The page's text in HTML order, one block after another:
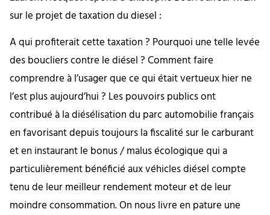
sur le projet de taxation du diesel :
A qui profiterait cette taxation ? Pourquoi une telle levée
des boucliers contre le diésel ? Comment faire
comprendre à l’usager que ce qui était vertueux hier ne
l’est plus aujourd’hui ? Les pouvoirs publics ont
contribué à la diésélisation du parc automobilie français
en favorisant depuis toujours la fiscalité sur le carburant
et en instaurant le bonus / malus écologique qui a
particulièrement bénéficié aux véhicles diésel compte
tenu de leur meilleur rendement moteur et de leur
moindre consommation. On nous livre en pature une